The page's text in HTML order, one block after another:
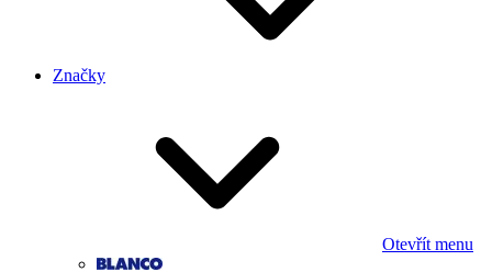
Značky
Otevřít menu